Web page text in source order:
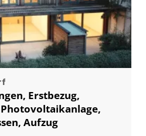
Erstbezug,
Aufzug